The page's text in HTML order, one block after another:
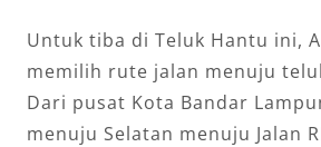
Untuk tiba di Teluk Hantu ini,
memilih rute jalan menuju
Dari pusat Kota Bandar
menuju Selatan menuju Jalan